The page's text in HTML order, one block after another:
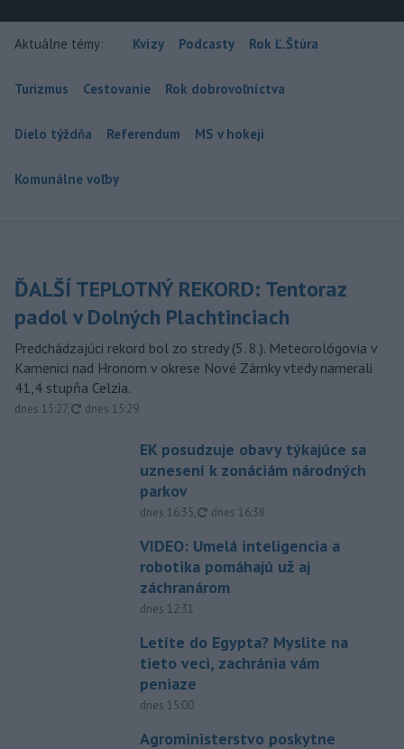
Aktuálne témy: Kvízy Podcasty Rok Ľ.Štúra
Turizmus Cestovanie Rok dobrovoľníctva
Dielo týždňa Referendum MS v hokeji
Komunálne voľby
ĎALŠÍ TEPLOTNÝ REKORD: Tentoraz
padol v Dolných Plachtinciach
Predchádzajúci rekord bol zo stredy (5. 8.). Meteorológovia v
Kamenici nad Hronom v okrese Nové Zámky vtedy namerali
41,4 stupňa Celzia.
dnes 15:27, aktualizované
dnes 15:29
EK posudzuje obavy týkajúce sa
uznesení k zonáciám národných
parkov
dnes 16:35, aktualizované
dnes 16:38
VIDEO: Umelá inteligencia a
robotika pomáhajú už aj
záchranárom
dnes 12:31
Letíte do Egypta? Myslite na
tieto veci, zachránia vám
peniaze
dnes 15:00
Agroministerstvo poskytne